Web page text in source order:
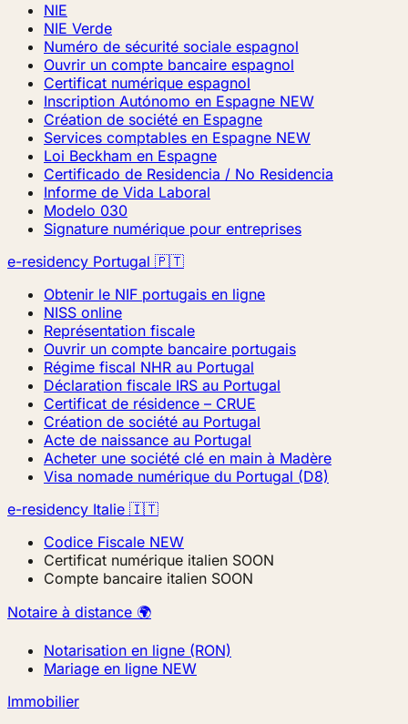
NIE
NIE Verde
Numéro de sécurité sociale espagnol
Ouvrir un compte bancaire espagnol
Certificat numérique espagnol
Inscription Autónomo en Espagne NEW
Création de société en Espagne
Services comptables en Espagne NEW
Loi Beckham en Espagne
Certificado de Residencia / No Residencia
Informe de Vida Laboral
Modelo 030
Signature numérique pour entreprises
e-residency Portugal 🇵🇹
Obtenir le NIF portugais en ligne
NISS online
Représentation fiscale
Ouvrir un compte bancaire portugais
Régime fiscal NHR au Portugal
Déclaration fiscale IRS au Portugal
Certificat de résidence – CRUE
Création de société au Portugal
Acte de naissance au Portugal
Acheter une société clé en main à Madère
Visa nomade numérique du Portugal (D8)
e-residency Italie 🇮🇹
Codice Fiscale NEW
Certificat numérique italien SOON
Compte bancaire italien SOON
Notaire à distance 🌍
Notarisation en ligne (RON)
Mariage en ligne NEW
Immobilier